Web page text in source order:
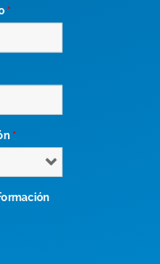
*
*